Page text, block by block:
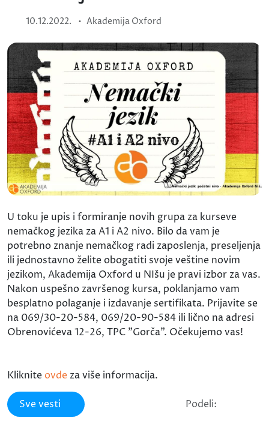
10.12.2022. • Akademija Oxford
U toku je upis i formiranje novih grupa za kurseve
nemačkog jezika za A1 i A2 nivo. Bilo da vam je
potrebno znanje nemačkog radi zaposlenja, preseljenja
ili jednostavno želite obogatiti svoje veštine novim
jezikom, Akademija Oxford u NIšu je pravi izbor za vas.
Nakon uspešno završenog kursa, poklanjamo vam
besplatno polaganje i izdavanje sertifikata. Prijavite se
na 069/30-20-584, 069/20-90-584 ili lično na adresi
Obrenovićeva 12-26, TPC "Gorča". Očekujemo vas!
Kliknite ovde za više informacija.
Sve vesti Podeli: